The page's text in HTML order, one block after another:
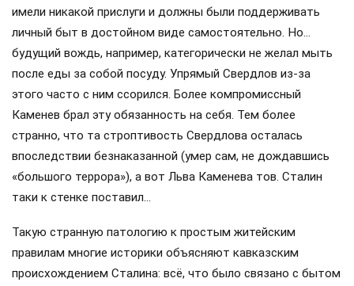
имели никакой прислуги и должны были поддерживать
личный быт в достойном виде самостоятельно. Но…
будущий вождь, например, категорически не желал мыть
после еды за собой посуду. Упрямый Свердлов из-за
этого часто с ним ссорился. Более компромиссный
Каменев брал эту обязанность на себя. Тем более
странно, что та строптивость Свердлова осталась
впоследствии безнаказанной (умер сам, не дождавшись
«большого террора»), а вот Льва Каменева тов. Сталин
таки к стенке поставил…
Такую странную патологию к простым житейским
правилам многие историки объясняют кавказским
происхождением Сталина: всё, что было связано с бытом